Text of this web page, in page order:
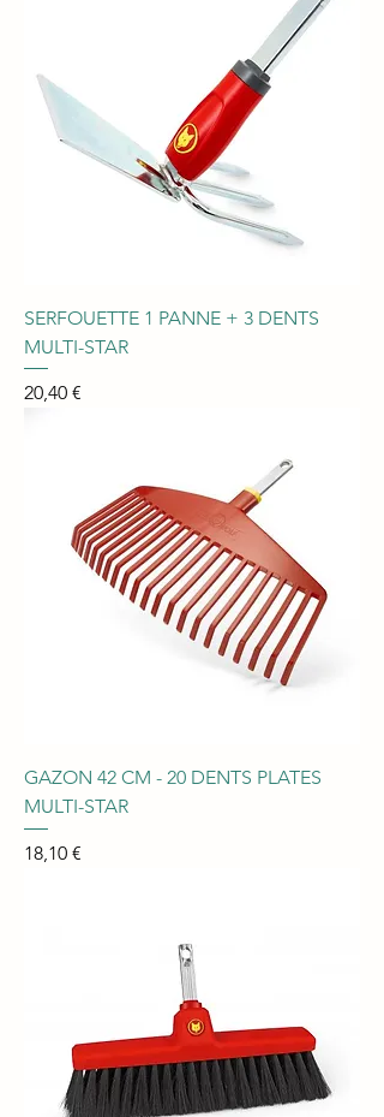
SERFOUETTE 1 PANNE + 3 DENTS
MULTI-STAR
Prix
20,40 €
GAZON 42 CM - 20 DENTS PLATES
MULTI-STAR
Prix
18,10 €